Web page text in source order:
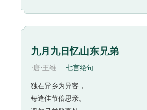
九月九日忆山东兄弟
·唐·王维 七言绝句
独在异乡为异客，
每逢佳节倍思亲。